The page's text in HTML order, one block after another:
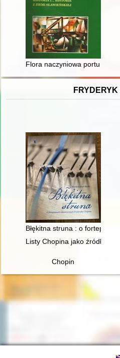
Flora naczyniowa portu w
FRYDERYK
Błękitna struna : o
Listy Chopina jako źródło
Chopin